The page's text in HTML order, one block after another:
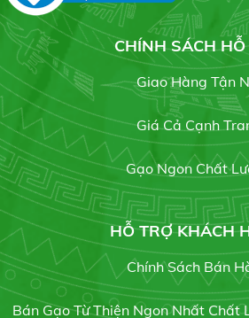
Gạo OM 5451
Liên hệ
Gạo Hàm Châu củ
Liên hệ
muối
19/05/2020
BẢNG GIÁ GẠO HÔM
21/07/2021
Gạo chuyên dùng cơm
19/07/2021
Gạo sạch
CHÍNH SÁCH HỖ
Giao Hàng Tận
Giá Cả Cạnh
Gạo Ngon Chất
HỖ TRỢ KHÁCH
Chính Sách Bán
Bán Gạo Từ Thiện Ngon Nhất Chất